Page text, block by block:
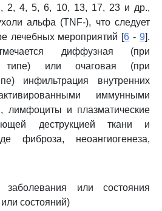
2, 4, 5, 6, 10, 13, 17, 23 и др.,
альфа (TNF-), что следует
лечебных мероприятий [6 -9].
диффузная (при
типе) или очаговая (при
инфильтрация внутренних
иммунными
лимфоциты и плазматические
деструкцией ткани и
фиброза, неоангиогенеза,
или состояния
состояний)